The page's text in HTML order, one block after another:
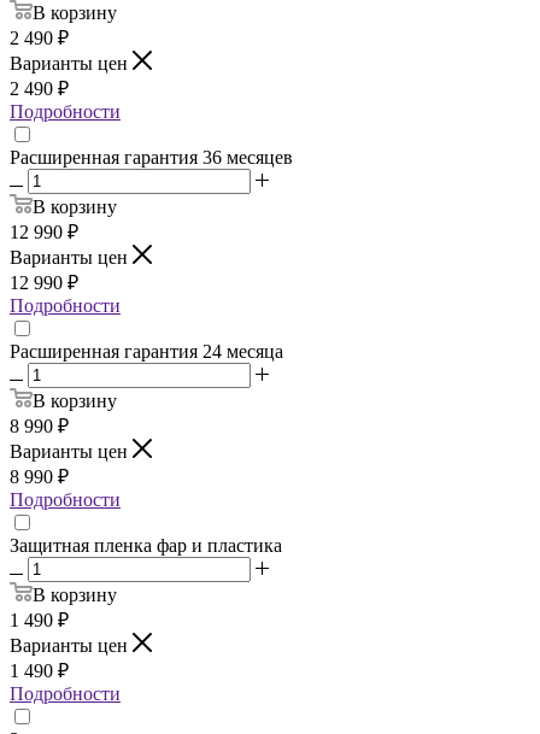
В корзину
2 490 ₽
Варианты цен
2 490 ₽
Подробности
Расширенная гарантия 36 месяцев
В корзину
12 990 ₽
Варианты цен
12 990 ₽
Подробности
Расширенная гарантия 24 месяца
В корзину
8 990 ₽
Варианты цен
8 990 ₽
Подробности
Защитная пленка фар и пластика
В корзину
1 490 ₽
Варианты цен
1 490 ₽
Подробности